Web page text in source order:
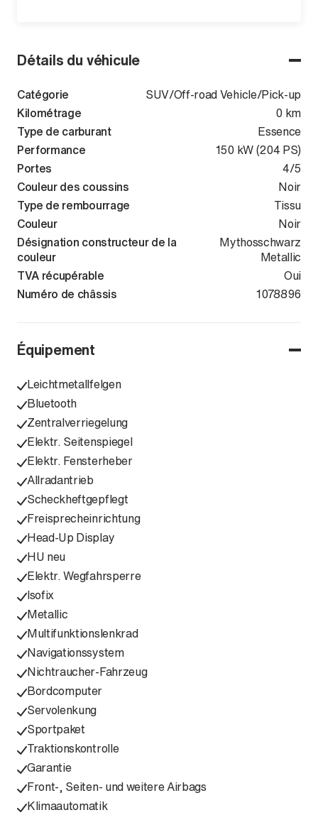
Détails du véhicule
Catégorie
SUV/Off-road Vehicle/Pick-up
Kilométrage
0 km
Type de carburant
Essence
Performance
150 kW (204 PS)
Portes
4/5
Couleur des coussins
Noir
Type de rembourrage
Tissu
Couleur
Noir
Désignation constructeur de la
couleur
Mythosschwarz
Metallic
TVA récupérable
Oui
Numéro de châssis
WAUZZZFJ1T1078896
Équipement
Leichtmetallfelgen
Bluetooth
Zentralverriegelung
Elektr. Seitenspiegel
Elektr. Fensterheber
Allradantrieb
Scheckheftgepflegt
Freisprecheinrichtung
Head-Up Display
HU neu
Elektr. Wegfahrsperre
Isofix
Metallic
Multifunktionslenkrad
Navigationssystem
Nichtraucher-Fahrzeug
Bordcomputer
Servolenkung
Sportpaket
Traktionskontrolle
Garantie
Front-, Seiten- und weitere Airbags
Klimaautomatik